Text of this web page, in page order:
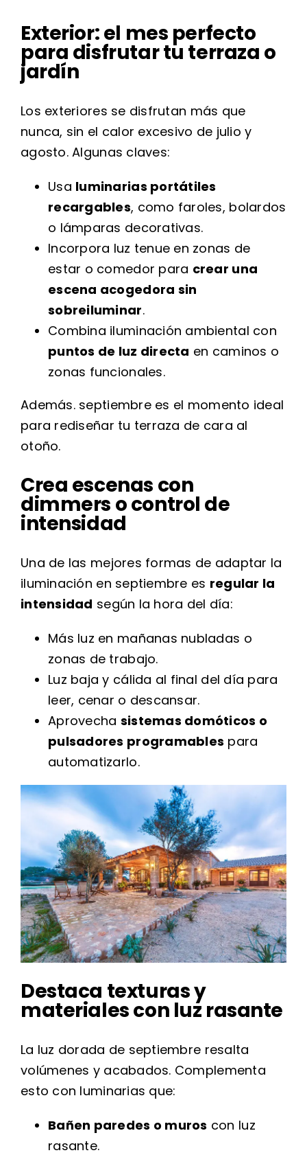
Exterior: el mes perfecto
para disfrutar tu terraza o
jardín
Los exteriores se disfrutan más que
nunca, sin el calor excesivo de julio y
agosto. Algunas claves:
Usa luminarias portátiles
recargables, como faroles, bolardos
o lámparas decorativas.
Incorpora luz tenue en zonas de
estar o comedor para crear una
escena acogedora sin
sobreiluminar.
Combina iluminación ambiental con
puntos de luz directa en caminos o
zonas funcionales.
Además. septiembre es el momento ideal
para rediseñar tu terraza de cara al
otoño.
Crea escenas con
dimmers o control de
intensidad
Una de las mejores formas de adaptar la
iluminación en septiembre es regular la
intensidad según la hora del día:
Más luz en mañanas nubladas o
zonas de trabajo.
Luz baja y cálida al final del día para
leer, cenar o descansar.
Aprovecha sistemas domóticos o
pulsadores programables para
automatizarlo.
Destaca texturas y
materiales con luz rasante
La luz dorada de septiembre resalta
volúmenes y acabados. Complementa
esto con luminarias que:
Bañen paredes o muros con luz
rasante.